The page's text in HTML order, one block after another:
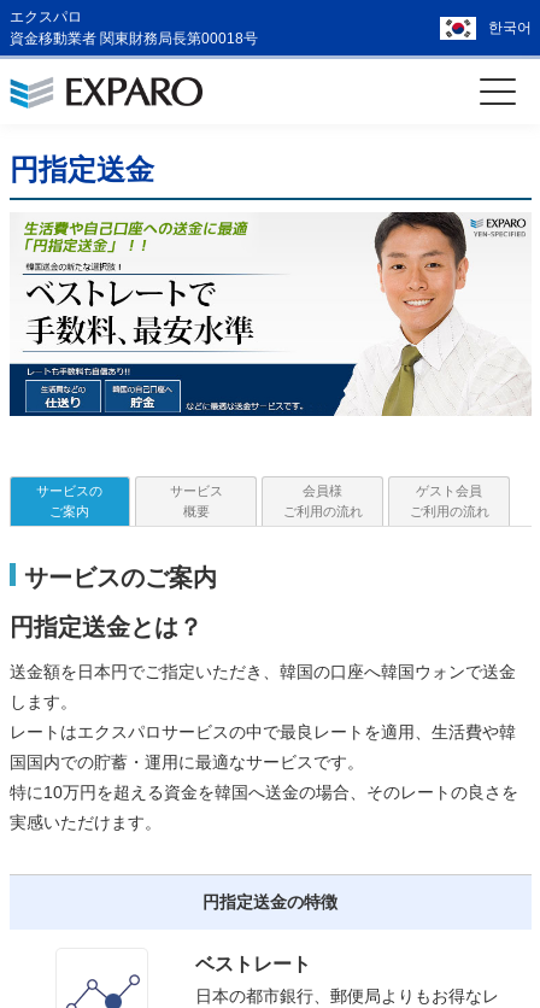
エクスパロ
資金移動業者 関東財務局長第00018号
한국어
円指定送金
サービスの
ご案内
サービス
概要
会員様
ご利用の流れ
ゲスト会員
ご利用の流れ
サービスのご案内
円指定送金とは？
送金額を日本円でご指定いただき、韓国の口座へ韓国ウォンで送金
します。
レートはエクスパロサービスの中で最良レートを適用、生活費や韓
国国内での貯蓄・運用に最適なサービスです。
特に10万円を超える資金を韓国へ送金の場合、そのレートの良さを
実感いただけます。
円指定送金の特徴
ベストレート
日本の都市銀行、郵便局よりもお得なレ